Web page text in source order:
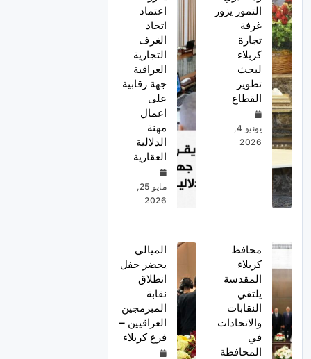
التمور يزور
غرفة
تجارة
كربلاء
لبحث
تطوير
القطاع
يونيو 4,
2026
اعتماد
اتحاد
الغرف
التجارية
العراقية
جهة رقابية
على
اعمال
مهنة
الدلالية
العقارية
مايو 25,
2026
محافظ
كربلاء
المقدسة
يلتقي
النقابات
والاتحادات
في
المحافظة
الميالي
يحضر حفل
انطلاق
نقابة
المبرمجين
العراقيين –
فرع كربلاء